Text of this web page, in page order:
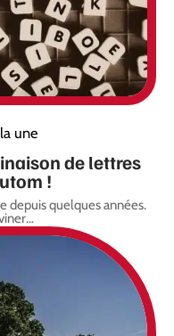
une
de lettres
!
depuis quelques années.
…